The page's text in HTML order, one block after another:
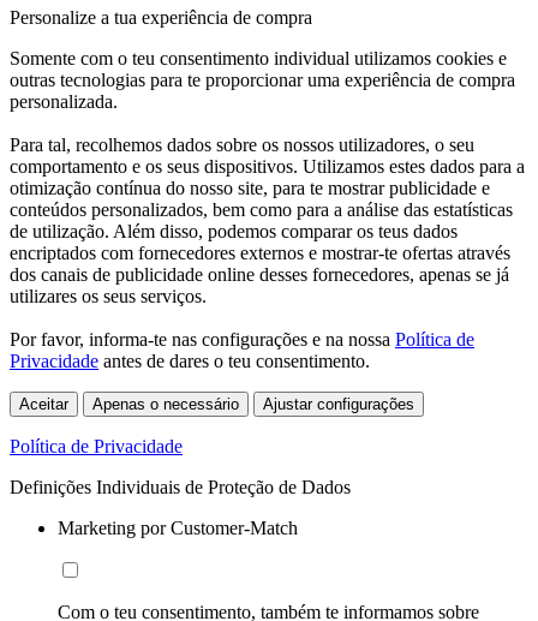
Personalize a tua experiência de compra
Somente com o teu consentimento individual utilizamos cookies e
outras tecnologias para te proporcionar uma experiência de compra
personalizada.
Para tal, recolhemos dados sobre os nossos utilizadores, o seu
comportamento e os seus dispositivos. Utilizamos estes dados para a
otimização contínua do nosso site, para te mostrar publicidade e
conteúdos personalizados, bem como para a análise das estatísticas
de utilização. Além disso, podemos comparar os teus dados
encriptados com fornecedores externos e mostrar-te ofertas através
dos canais de publicidade online desses fornecedores, apenas se já
utilizares os seus serviços.
Por favor, informa-te nas configurações e na nossa Política de
Privacidade antes de dares o teu consentimento.
Aceitar Apenas o necessário Ajustar configurações
Política de Privacidade
Definições Individuais de Proteção de Dados
Marketing por Customer-Match
Com o teu consentimento, também te informamos sobre